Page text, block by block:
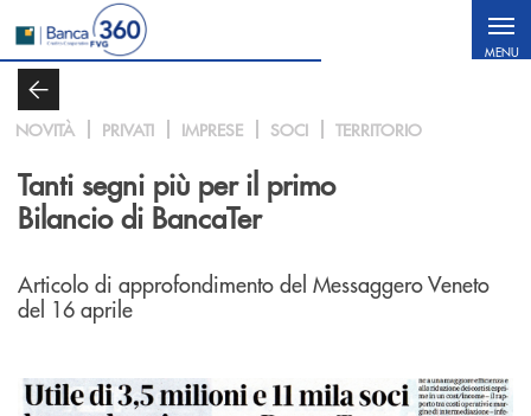
Salta al contenuto principale
MENU
NOVITÀ PRIVATI IMPRESE SOCI TERRITORIO
Tanti segni più per il primo
Bilancio di BancaTer
Articolo di approfondimento del Messaggero Veneto
del 16 aprile